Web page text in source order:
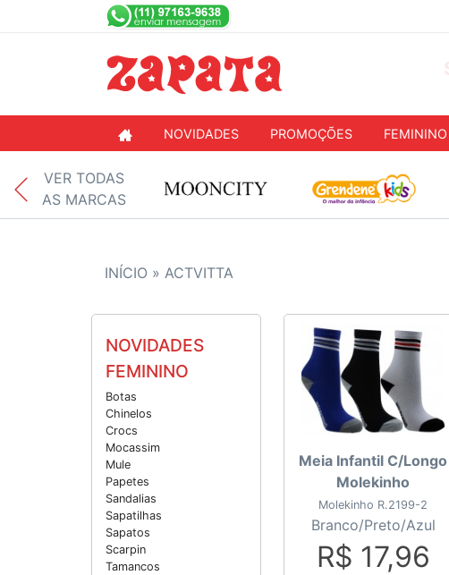
NOVIDADES PROMOÇÕES FEMININO
VER TODAS
AS MARCAS
INÍCIO » ACTVITTA
NOVIDADES
FEMININO
Botas
Chinelos
Crocs
Mocassim
Mule
Papetes
Sandalias
Sapatilhas
Sapatos
Scarpin
Tamancos
Meia Infantil C/Longo
Molekinho
Molekinho R.2199-2
Branco/Preto/Azul
R$ 17,96